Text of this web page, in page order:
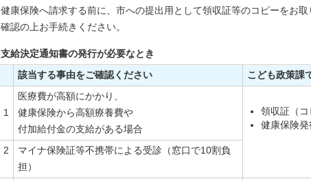
健康保険へ請求する前に、市への提出用として領収証等のコピーをお
確認の上お手続きください。
支給決定通知書の発行が必要なとき
該当する事由をご確認ください こども政策課
1
医療費が高額にかかり、
健康保険から高額療養費や
付加給付金の支給がある場合
領収証（
健康保険
2
マイナ保険証等不携帯による受診（窓口で10割負
担）